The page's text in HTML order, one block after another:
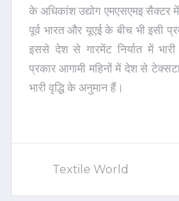
के अधिकांश उद्योग एमएसएमइ
पूर्व भारत और यूएई के बीच भी इसी
इससे देश से गारमेंट निर्यात में
प्रकार आगामी महिनों में देश से
भारी वृद्धि के अनुमान हैं।
Textile World